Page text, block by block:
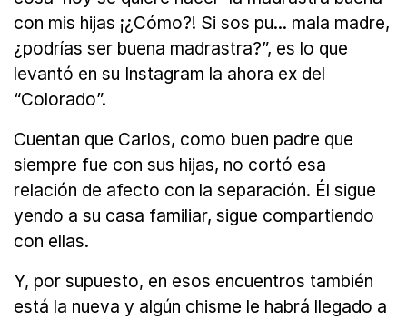
con mis hijas ¡¿Cómo?! Si sos pu... mala madre,
¿podrías ser buena madrastra?”, es lo que
levantó en su Instagram la ahora ex del
“Colorado”.
Cuentan que Carlos, como buen padre que
siempre fue con sus hijas, no cortó esa
relación de afecto con la separación. Él sigue
yendo a su casa familiar, sigue compartiendo
con ellas.
Y, por supuesto, en esos encuentros también
está la nueva y algún chisme le habrá llegado a